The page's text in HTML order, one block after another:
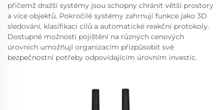
přičemž dražší systémy jsou schopny chránit větší prostory
a více objektů. Pokročilé systémy zahrnují funkce jako 3D
sledování, klasifikaci cílů a automatické reakční protokoly.
Dostupné možnosti pojištění na různých cenových
úrovních umožňují organizacím přizpůsobit své
bezpečnostní potřeby odpovídajícím úrovním investic.